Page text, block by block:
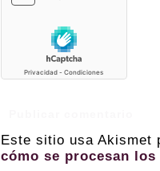
Este sitio usa
cómo se procesan